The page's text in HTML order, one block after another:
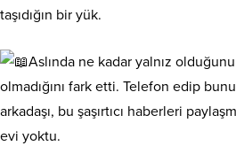
taşıdığın bir yük.
Aslında ne kadar yalnız
olmadığını fark etti. Telefon edip
arkadaşı, bu şaşırtıcı haberleri
evi yoktu.